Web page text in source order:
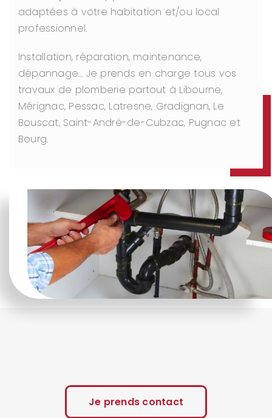
adaptées à votre habitation et/ou local
professionnel.
Installation, réparation, maintenance,
dépannage… Je prends en charge tous vos
travaux de plomberie partout à Libourne,
Mérignac, Pessac, Latresne, Gradignan, Le
Bouscat, Saint-André-de-Cubzac, Pugnac et
Bourg.
Je prends contact